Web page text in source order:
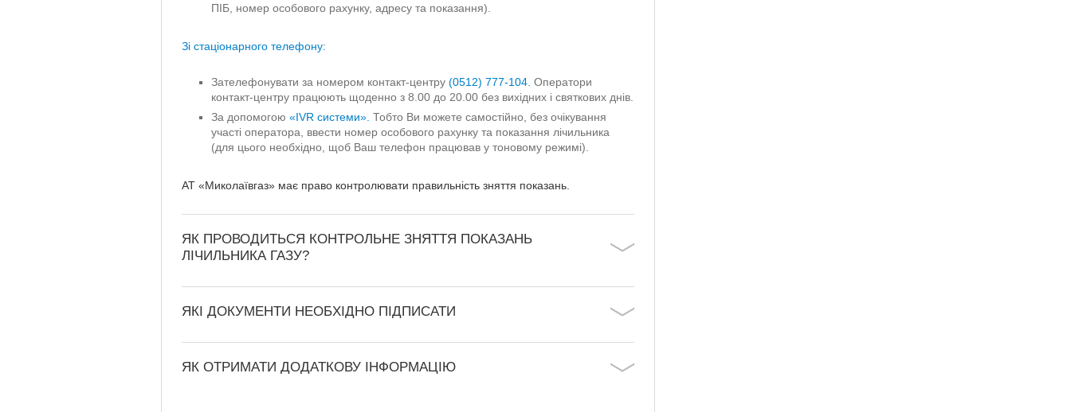
ПІБ, номер особового рахунку, адресу та показання).
Зі стаціонарного телефону:
Зателефонувати за номером контакт-центру (0512) 777-104. Оператори
контакт-центру працюють щоденно з 8.00 до 20.00 без вихідних і святкових днів.
За допомогою «IVR системи». Тобто Ви можете самостійно, без очікування
участі оператора, ввести номер особового рахунку та показання лічильника
(для цього необхідно, щоб Ваш телефон працював у тоновому режимі).
АТ «Миколаївгаз» має право контролювати правильність зняття показань.
ЯК ПРОВОДИТЬСЯ КОНТРОЛЬНЕ ЗНЯТТЯ ПОКАЗАНЬ
ЛІЧИЛЬНИКА ГАЗУ?
ЯКІ ДОКУМЕНТИ НЕОБХІДНО ПІДПИСАТИ
ЯК ОТРИМАТИ ДОДАТКОВУ ІНФОРМАЦІЮ